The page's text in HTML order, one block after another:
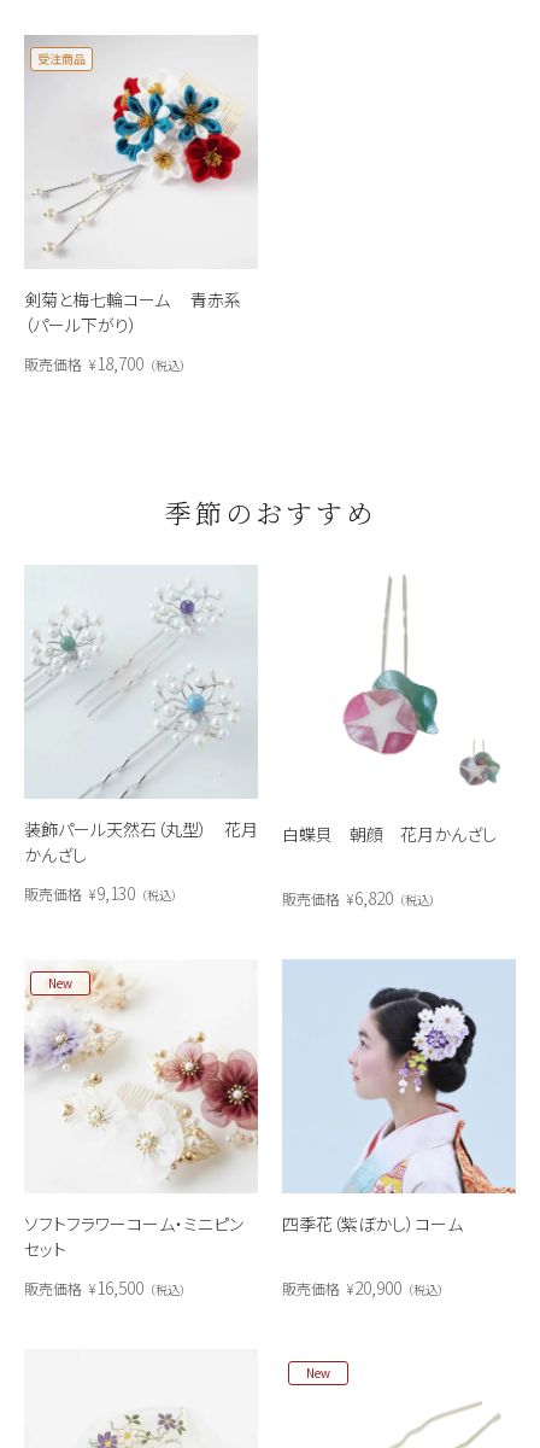
剣菊と梅七輪コーム 青赤系
（パール下がり）
受注商品
販売価格 ¥18,700 税込
季節のおすすめ
装飾パール天然石（丸型） 花月
かんざし
販売価格 ¥9,130 税込
白蝶貝 朝顔 花月かんざし
販売価格 ¥6,820 税込
ソフトフラワーコーム・ミニピン
セット
New
販売価格 ¥16,500 税込
四季花（紫ぼかし）コーム
販売価格 ¥20,900 税込
New